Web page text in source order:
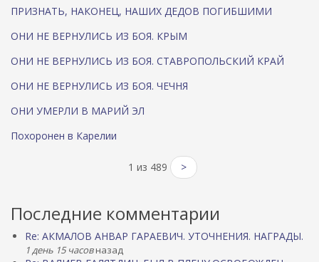
ПРИЗНАТЬ, НАКОНЕЦ, НАШИХ ДЕДОВ ПОГИБШИМИ
ОНИ НЕ ВЕРНУЛИСЬ ИЗ БОЯ. КРЫМ
ОНИ НЕ ВЕРНУЛИСЬ ИЗ БОЯ. СТАВРОПОЛЬСКИЙ КРАЙ
ОНИ НЕ ВЕРНУЛИСЬ ИЗ БОЯ. ЧЕЧНЯ
ОНИ УМЕРЛИ В МАРИЙ ЭЛ
Похоронен в Карелии
1 из 489 >
Последние комментарии
Re: АКМАЛОВ АНВАР ГАРАЕВИЧ. УТОЧНЕНИЯ. НАГРАДЫ.
1 день 15 часовназад